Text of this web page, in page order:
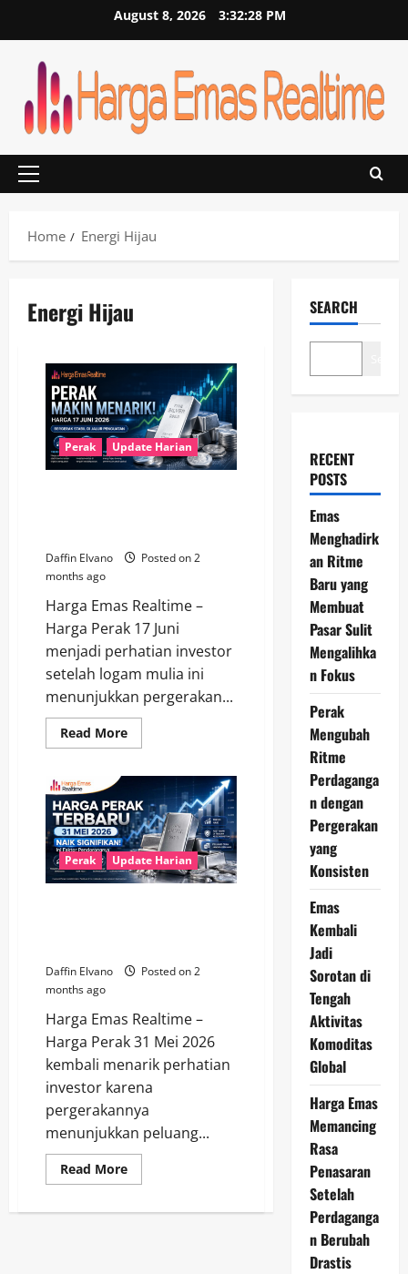
August 8, 2026 3:32:28 PM
Primary
Home
Energi Hijau
Energi Hijau
Perak Update Harian
Daffin Elvano
Posted on 2
months ago
Harga Emas Realtime –
Harga Perak 17 Juni
menjadi perhatian investor
setelah logam mulia ini
menunjukkan pergerakan...
Read MoreRead
more
Makin
Menarik,
Harga
17
Juni
2026
Bergerak
Stabil
di
Perak Update Harian
Daffin Elvano
Posted on 2
months ago
Harga Emas Realtime –
Harga Perak 31 Mei 2026
kembali menarik perhatian
investor karena
pergerakannya
menunjukkan peluang...
Read MoreRead
more
Perak
SEARCH
RECENT
POSTS
Emas
Menghadirk
an Ritme
Baru yang
Membuat
Pasar Sulit
Mengalihka
n Fokus
Perak
Mengubah
Ritme
Perdaganga
n dengan
Pergerakan
yang
Konsisten
Emas
Kembali
Jadi
Sorotan di
Tengah
Aktivitas
Komoditas
Global
Harga Emas
Memancing
Rasa
Penasaran
Setelah
Perdaganga
n Berubah
Drastis